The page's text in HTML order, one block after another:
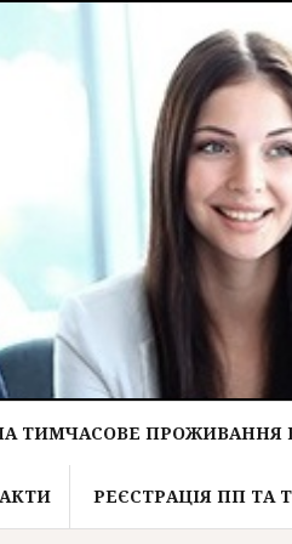
ТИМЧАСОВЕ ПРОЖИВАННЯ
РЕЄСТРАЦІЯ ПП ТА